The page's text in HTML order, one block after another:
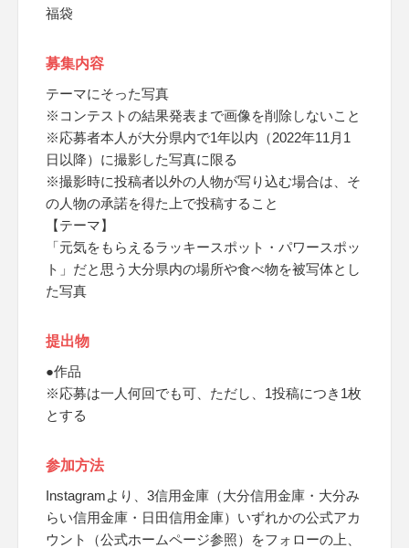
福袋
募集内容
テーマにそった写真
※コンテストの結果発表まで画像を削除しないこと
※応募者本人が大分県内で1年以内（2022年11月1
日以降）に撮影した写真に限る
※撮影時に投稿者以外の人物が写り込む場合は、そ
の人物の承諾を得た上で投稿すること
【テーマ】
「元気をもらえるラッキースポット・パワースポッ
ト」だと思う大分県内の場所や食べ物を被写体とし
た写真
提出物
●作品
※応募は一人何回でも可、ただし、1投稿につき1枚
とする
参加方法
Instagramより、3信用金庫（大分信用金庫・大分み
らい信用金庫・日田信用金庫）いずれかの公式アカ
ウント（公式ホームページ参照）をフォローの上、